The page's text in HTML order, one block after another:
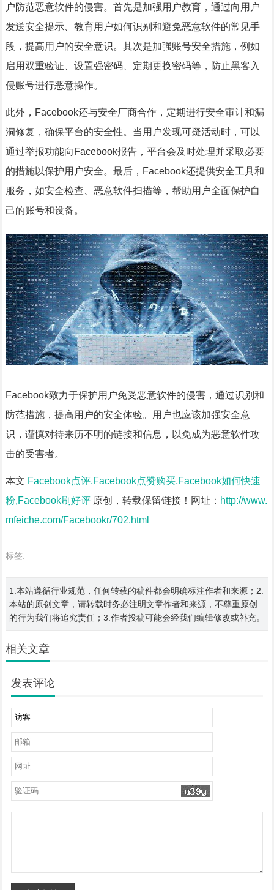
户防范恶意软件的侵害。首先是加强用户教育，通过向用户
发送安全提示、教育用户如何识别和避免恶意软件的常见手
段，提高用户的安全意识。其次是加强账号安全措施，例如
启用双重验证、设置强密码、定期更换密码等，防止黑客入
侵账号进行恶意操作。
此外，Facebook还与安全厂商合作，定期进行安全审计和漏
洞修复，确保平台的安全性。当用户发现可疑活动时，可以
通过举报功能向Facebook报告，平台会及时处理并采取必要
的措施以保护用户安全。最后，Facebook还提供安全工具和
服务，如安全检查、恶意软件扫描等，帮助用户全面保护自
己的账号和设备。
Facebook致力于保护用户免受恶意软件的侵害，通过识别和
防范措施，提高用户的安全体验。用户也应该加强安全意
识，谨慎对待来历不明的链接和信息，以免成为恶意软件攻
击的受害者。
本文 Facebook点评,Facebook点赞购买,Facebook如何快速
粉,Facebook刷好评原创，转载保留链接！网址： http://www.
mfeiche.com/Facebookr/702.html
标签:
1.本站遵循行业规范，任何转载的稿件都会明确标注作者和来源；2.
本站的原创文章，请转载时务必注明文章作者和来源，不尊重原创
的行为我们将追究责任；3.作者投稿可能会经我们编辑修改或补充。
相关文章
发表评论